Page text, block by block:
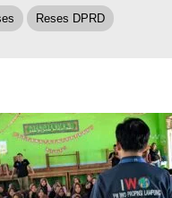
Reses DPRD